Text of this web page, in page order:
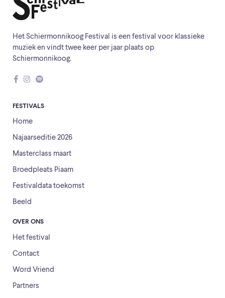
Het Schiermonnikoog Festival is een festival voor klassieke
muziek en vindt twee keer per jaar plaats op
Schiermonnikoog.
FESTIVALS
Home
Najaarseditie 2026
Masterclass maart
Broedpleats Piaam
Festivaldata toekomst
Beeld
OVER ONS
Het festival
Contact
Word Vriend
Partners